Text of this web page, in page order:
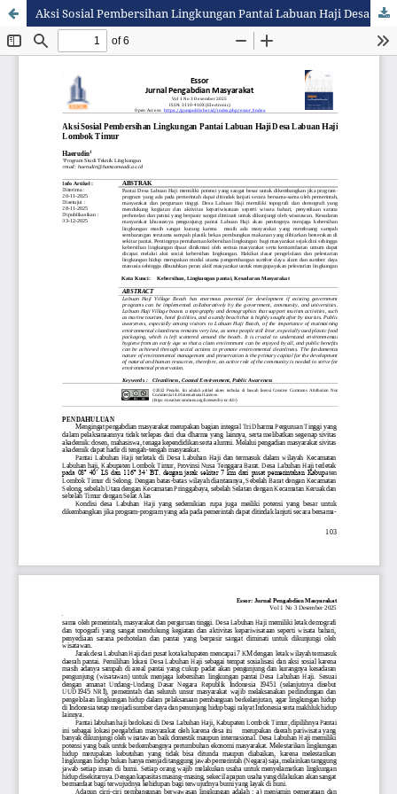
Aksi Sosial Pembersihan Lingkungan Pantai Labuan Haji Desa Labuan Haji Lombok Timur